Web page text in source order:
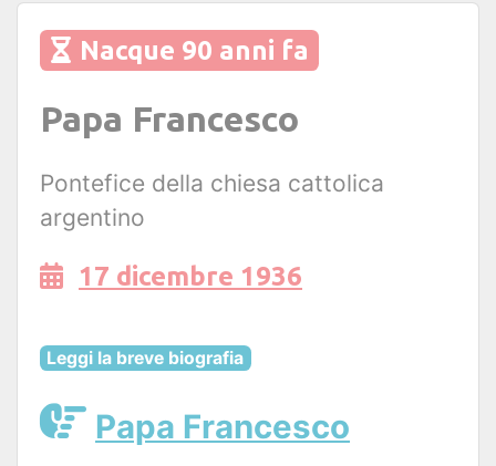
Nacque 90 anni fa
Papa Francesco
Pontefice della chiesa cattolica
argentino
17 dicembre 1936
Leggi la breve biografia
Papa Francesco